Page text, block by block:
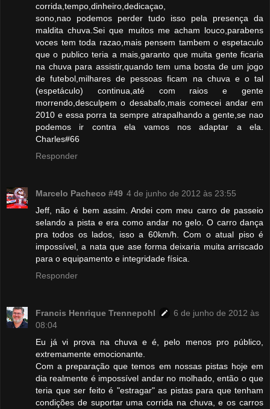
corrida,tempo,dinheiro,dedicaçao,
sono,nao podemos perder tudo isso pela presença da
maldita chuva.Sei que muitos me acham louco,parabens
voces tem toda razao,mais pensem tambem o espetaculo
que o publico teria a mais,garanto que muita gente ficaria
na chuva para assistir,quando tem uma bosta de um jogo
de futebol,milhares de pessoas ficam na chuva e o tal
(espetáculo) continua,até com raios e gente
morrendo,desculpem o desabafo,mais comecei andar em
2010 e essa porra ta sempre atrapalhando a gente,se nao
podemos ir contra ela vamos nos adaptar a ela.
Charles#66
Responder
Marcelo Pacheco #49 4 de junho de 2012 às 23:55
Jeff, não é bem assim. Andei com meu carro de passeio
selando a pista e era como andar no gelo. O carro dança
pra todos os lados, isso a 60km/h. Com o atual piso é
impossível, a nata que ase forma deixaria muita arriscado
para o equipamento e integridade física.
Responder
Francis Henrique Trennepohl
6 de junho de 2012 às
08:04
Eu já vi prova na chuva e é, pelo menos pro público,
extremamente emocionante.
Com a preparação que temos em nossas pistas hoje em
dia realmente é impossível andar no molhado, então o que
teria que ser feito é "estragar" as pistas para que tenham
condições de suportar uma corrida na chuva, e os carros